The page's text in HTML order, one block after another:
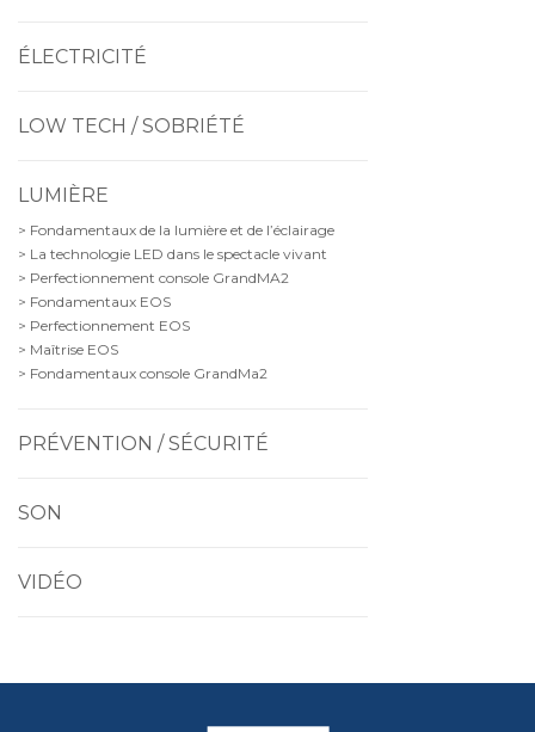
ÉLECTRICITÉ
LOW TECH / SOBRIÉTÉ
LUMIÈRE
> Fondamentaux de la lumière et de l’éclairage
> La technologie LED dans le spectacle vivant
> Perfectionnement console GrandMA2
> Fondamentaux EOS
> Perfectionnement EOS
> Maîtrise EOS
> Fondamentaux console GrandMa2
PRÉVENTION / SÉCURITÉ
SON
VIDÉO